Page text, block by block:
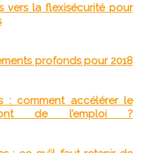
vers la flexisécurité pour
profonds pour 2018
: comment accélérer le
de l’emploi ?